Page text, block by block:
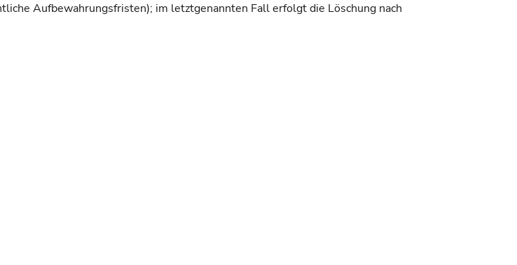
Aufbewahrungsfristen); im letztgenannten Fall erfolgt die Löschung nach